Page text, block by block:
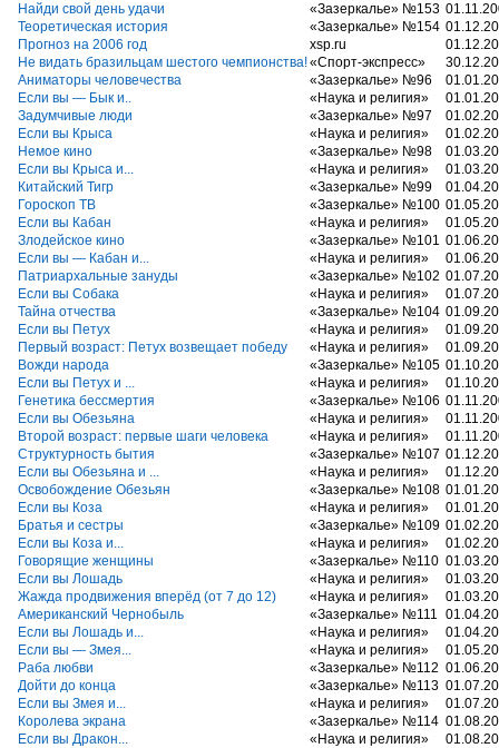
Найди свой день удачи
«Зазеркалье» №153
Теоретическая история
«Зазеркалье» №154
Прогноз на 2006 год
xsp.ru
Не видать бразильцам шестого чемпионства!«Спорт-экспресс»
Аниматоры человечества
«Зазеркалье» №96
Если вы — Бык и..
«Наука и религия»
Задумчивые люди
«Зазеркалье» №97
Если вы Крыса
«Наука и религия»
Немое кино
«Зазеркалье» №98
Если вы Крыса и...
«Наука и религия»
Китайский Тигр
«Зазеркалье» №99
Гороскоп ТВ
«Зазеркалье» №100
Если вы Кабан
«Наука и религия»
Злодейское кино
«Зазеркалье» №101
Если вы — Кабан и...
«Наука и религия»
Патриархальные зануды
«Зазеркалье» №102
Если вы Собака
«Наука и религия»
Тайна отчества
«Зазеркалье» №104
Если вы Петух
«Наука и религия»
Первый возраст: Петух возвещает победу
«Наука и религия»
Вожди народа
«Зазеркалье» №105
Если вы Петух и ...
«Наука и религия»
Генетика бессмертия
«Зазеркалье» №106
Если вы Обезьяна
«Наука и религия»
Второй возраст: первые шаги человека
«Наука и религия»
Структурность бытия
«Зазеркалье» №107
Если вы Обезьяна и ...
«Наука и религия»
Освобождение Обезьян
«Зазеркалье» №108
Если вы Коза
«Наука и религия»
Братья и сестры
«Зазеркалье» №109
Если вы Коза и...
«Наука и религия»
Говорящие женщины
«Зазеркалье» №110
Если вы Лошадь
«Наука и религия»
Жажда продвижения вперёд (от 7 до 12)
«Наука и религия»
Американский Чернобыль
«Зазеркалье» №111
Если вы Лошадь и...
«Наука и религия»
Если вы — Змея...
«Наука и религия»
Раба любви
«Зазеркалье» №112
Дойти до конца
«Зазеркалье» №113
Если вы Змея и...
«Наука и религия»
Королева экрана
«Зазеркалье» №114
Если вы Дракон...
«Наука и религия»